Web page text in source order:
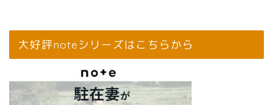
大好評noteシリーズはこちらから